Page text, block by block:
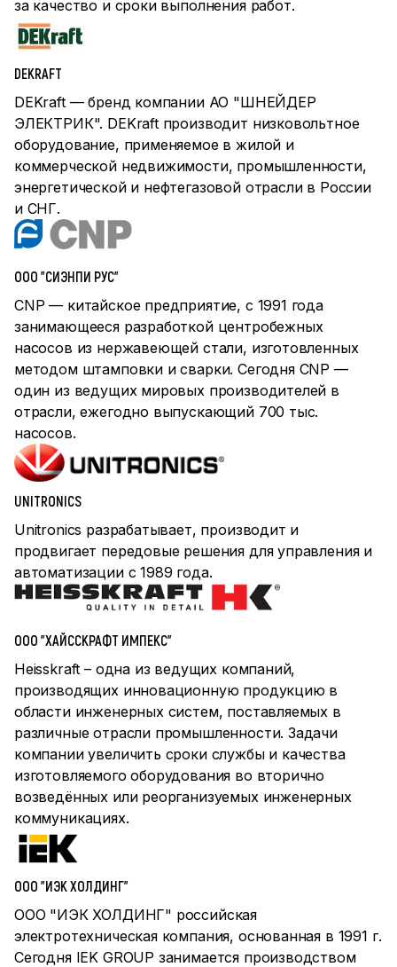
за качество и сроки выполнения работ.
DEKRAFT
DEKraft — бренд компании АО "ШНЕЙДЕР
ЭЛЕКТРИК". DEKraft производит низковольтное
оборудование, применяемое в жилой и
коммерческой недвижимости, промышленности,
энергетической и нефтегазовой отрасли в России
и СНГ.
ООО "СИЭНПИ РУС"
CNP — китайское предприятие, с 1991 года
занимающееся разработкой центробежных
насосов из нержавеющей стали, изготовленных
методом штамповки и сварки. Сегодня CNP —
один из ведущих мировых производителей в
отрасли, ежегодно выпускающий 700 тыс.
насосов.
UNITRONICS
Unitronics разрабатывает, производит и
продвигает передовые решения для управления и
автоматизации с 1989 года.
ООО "ХАЙССКРАФТ ИМПЕКС"
Heisskraft – одна из ведущих компаний,
производящих инновационную продукцию в
области инженерных систем, поставляемых в
различные отрасли промышленности. Задачи
компании увеличить сроки службы и качества
изготовляемого оборудования во вторично
возведённых или реорганизуемых инженерных
коммуникациях.
ООО "ИЭК ХОЛДИНГ"
ООО "ИЭК ХОЛДИНГ" российская
электротехническая компания, основанная в 1991 г.
Сегодня IEK GROUP занимается производством